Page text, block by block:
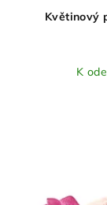
Květinový
K